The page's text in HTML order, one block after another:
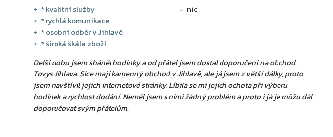
* kvalitní služby
* rychlá komunikace
* osobní odběr v Jihlavě
* široká škála zboží
nic
Delší dobu jsem sháněl hodinky a od přátel jsem dostal doporučení na obchod
Tovys Jihlava. Sice mají kamenný obchod v Jihlavě, ale já jsem z větší dálky, proto
jsem navštívil jejich internetové stránky. Líbila se mi jejich ochota při výberu
hodinek a rychlost dodání. Neměl jsem s nimi žádný problém a proto i já je můžu dál
doporučovat svým přátelům.